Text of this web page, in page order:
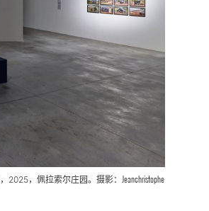
，2025，佩拉索尔庄园。摄影： Jeanchristophe